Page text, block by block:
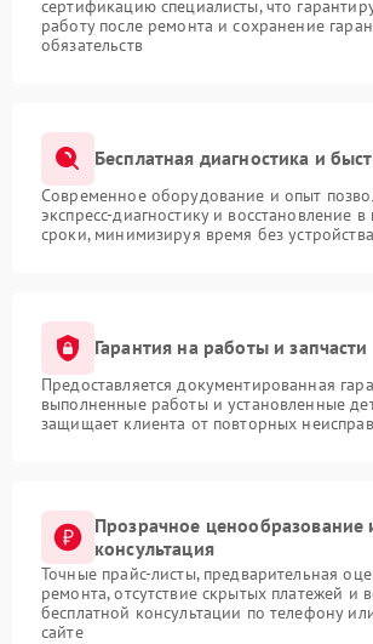
сертификацию специалисты, что
работу после ремонта и сохранение
обязательств
Бесплатная диагностика и
Современное оборудование и опыт
экспресс-диагностику и восстановление
сроки, минимизируя время без устройства
Гарантия на работы и запчасти
Предоставляется документированная
выполненные работы и установленные
защищает клиента от повторных
Прозрачное ценообразование
консультация
Точные прайс-листы, предварительная
ремонта, отсутствие скрытых платежей и
бесплатной консультации по телефону
сайте